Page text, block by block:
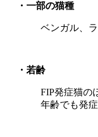
・一部の猫種
ベンガル、
・若齢
FIP発症猫の
年齢でも発